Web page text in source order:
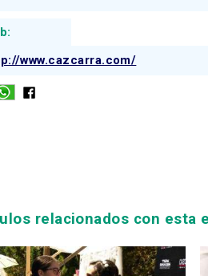
www.cazcarra.com/
relacionados con esta